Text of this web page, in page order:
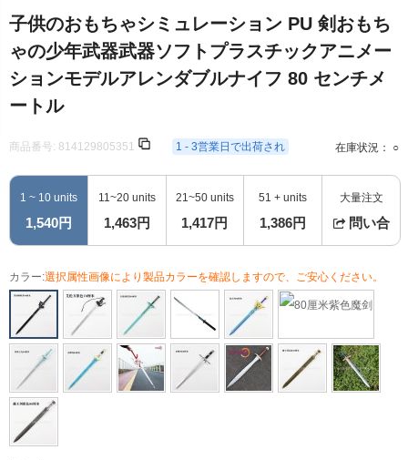
子供のおもちゃシミュレーション PU 剣おもち
ゃの少年武器武器ソフトプラスチックアニメー
ションモデルアレンダブルナイフ 80 センチメ
ートル
商品番号: 814129805351 1 - 3営業日で出荷され 在庫状況： ○
1 ~ 10 units
1,540円
11~20 units
1,463円
21~50 units
1,417円
51 + units
1,386円
大量注文
問い合
カラー:選択属性画像により製品カラーを確認しますので、ご安心ください。